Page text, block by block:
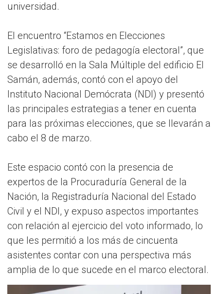
universidad.
El encuentro “Estamos en Elecciones
Legislativas: foro de pedagogía electoral”, que
se desarrolló en la Sala Múltiple del edificio El
Samán, además, contó con el apoyo del
Instituto Nacional Demócrata (NDI) y presentó
las principales estrategias a tener en cuenta
para las próximas elecciones, que se llevarán a
cabo el 8 de marzo.
Este espacio contó con la presencia de
expertos de la Procuraduría General de la
Nación, la Registraduría Nacional del Estado
Civil y el NDI, y expuso aspectos importantes
con relación al ejercicio del voto informado, lo
que les permitió a los más de cincuenta
asistentes contar con una perspectiva más
amplia de lo que sucede en el marco electoral.